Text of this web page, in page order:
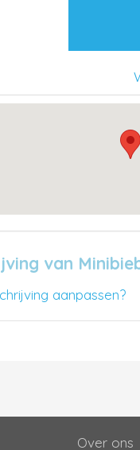
van
aanpassen?
Over ons